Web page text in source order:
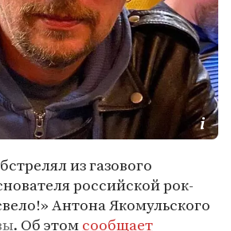
из газового
российской рок-
Антона Якомульского
. Об этомсообщает